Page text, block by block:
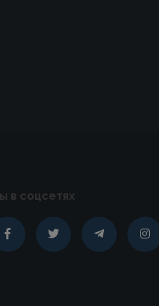
в соцсетях